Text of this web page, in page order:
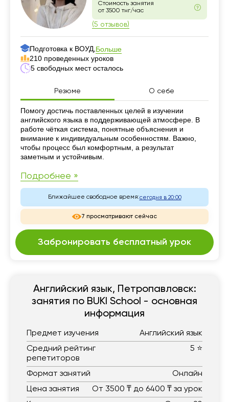
Стоимость занятия
от 3500 тнг/час
(5 отзывов)
Подготовка к ВОУД, Больше
210 проведенных уроков
5 свободных мест осталось
Резюме О себе
Резюме
Помогу достичь поставленных целей в изучении
английского языка в поддерживающей атмосфере. В
работе чёткая система, понятные объяснения и
внимание к индивидуальным особенностям. Важно,
чтобы процесс был комфортным, а результат
заметным и устойчивым.
Подробнее »
Ближайшее свободное время:сегодня в 20:00
7 просматривают сейчас
Забронировать бесплатный урок
Английский язык, Петропавловск:
занятия по BUKI School - основная
информация
Предмет изучения
Английский язык
Средний рейтинг
репетиторов
5 ⭐
Формат занятий
Онлайн
Цена занятия
От 3500 ₸ до 6400 ₸ за урок